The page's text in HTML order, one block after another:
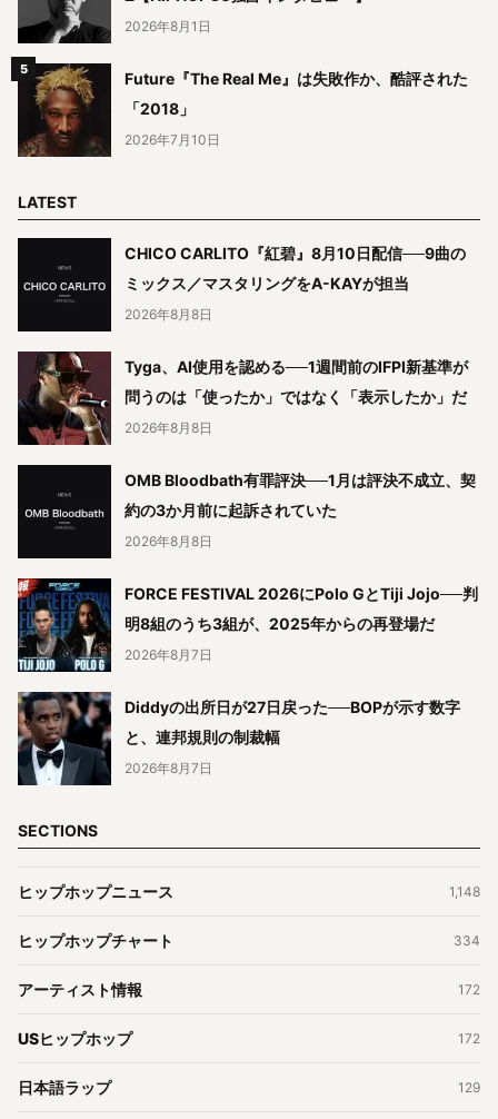
2026年8月1日
Future『The Real Me』は失敗作か、酷評された
「2018」
2026年7月10日
LATEST
CHICO CARLITO『紅碧』8月10日配信──9曲の
ミックス／マスタリングをA-KAYが担当
2026年8月8日
Tyga、AI使用を認める──1週間前のIFPI新基準が
問うのは「使ったか」ではなく「表示したか」だ
2026年8月8日
OMB Bloodbath有罪評決──1月は評決不成立、契
約の3か月前に起訴されていた
2026年8月8日
FORCE FESTIVAL 2026にPolo GとTiji Jojo──判
明8組のうち3組が、2025年からの再登場だ
2026年8月7日
Diddyの出所日が27日戻った──BOPが示す数字
と、連邦規則の制裁幅
2026年8月7日
SECTIONS
ヒップホップニュース 1,148
ヒップホップチャート 334
アーティスト情報 172
USヒップホップ 172
日本語ラップ 129